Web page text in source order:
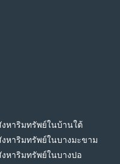
งหาริมทรัพย์ในบ้านใต้
งหาริมทรัพย์ในบางมะขาม
งหาริมทรัพย์ในบางปอ